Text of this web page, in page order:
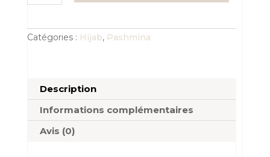
Pashmina
frange
cerise
Catégories : Hijab, Pashmina
Description
Informations complémentaires
Avis (0)